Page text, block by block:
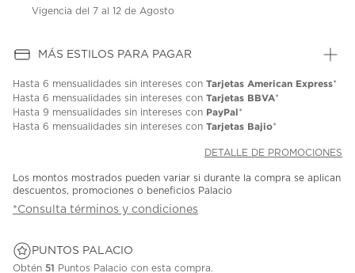
Vigencia del 7 al 12 de Agosto
MÁS ESTILOS PARA PAGAR
Hasta 6 mensualidades sin intereses con Tarjetas American Express*
Hasta 6 mensualidades sin intereses con Tarjetas BBVA*
Hasta 9 mensualidades sin intereses con PayPal*
Hasta 6 mensualidades sin intereses con Tarjetas Bajio*
DETALLE DE PROMOCIONES
Los montos mostrados pueden variar si durante la compra se aplican
descuentos, promociones o beneficios Palacio
*Consulta términos y condiciones
PUNTOS PALACIO
Obtén 51 Puntos Palacio con esta compra.